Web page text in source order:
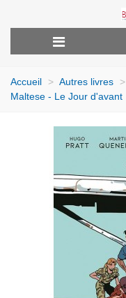
Accueil > Autres livres >
Maltese - Le Jour d'avant